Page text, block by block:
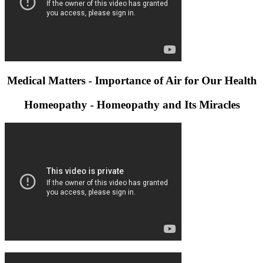
Medical Matters - Importance of Air for Our Health
Homeopathy - Homeopathy and Its Miracles